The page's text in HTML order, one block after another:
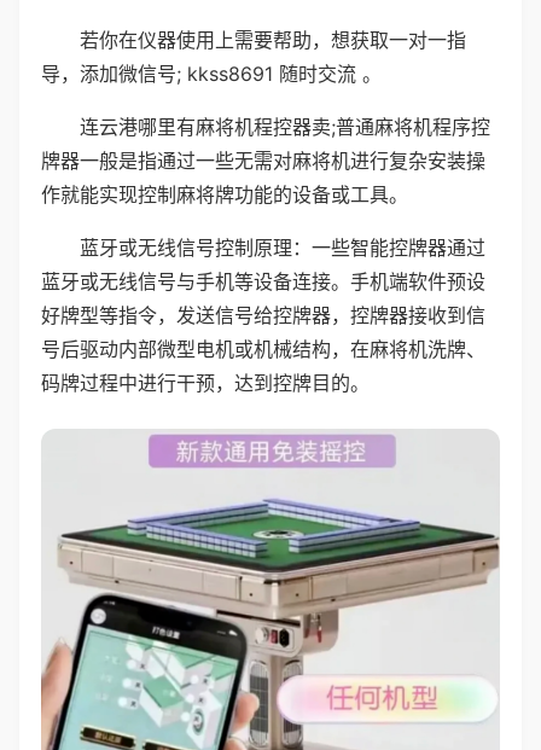
若你在仪器使用上需要帮助，想获取一对一指
导，添加微信号; kkss8691 随时交流 。
连云港哪里有麻将机程控器卖;普通麻将机程序控
牌器一般是指通过一些无需对麻将机进行复杂安装操
作就能实现控制麻将牌功能的设备或工具。
蓝牙或无线信号控制原理：一些智能控牌器通过
蓝牙或无线信号与手机等设备连接。手机端软件预设
好牌型等指令，发送信号给控牌器，控牌器接收到信
号后驱动内部微型电机或机械结构，在麻将机洗牌、
码牌过程中进行干预，达到控牌目的。